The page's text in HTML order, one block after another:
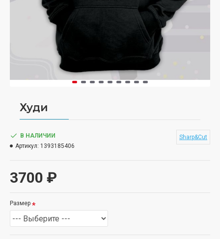
Худи
3700 ₽
В НАЛИЧИИ
Артикул: 1393185406
Sharp&Cut
Размер